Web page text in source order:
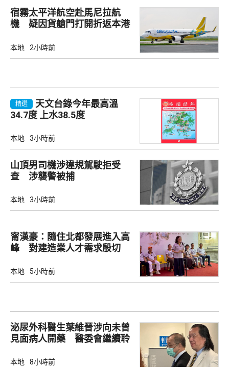
宿霧太平洋航空赴馬尼拉航
機 疑因貨艙門打開折返本港
本地 2小時前
精選
天文台錄今年最高溫
34.7度 上水38.5度
本地 3小時前
山頂男司機涉違規駕駛拒受
查 涉襲警被捕
本地 3小時前
甯漢豪：隨住北都發展進入高
峰 對建造業人才需求殷切
本地 5小時前
泌尿外科醫生葉維晉涉向未曾
見面病人開藥 醫委會繼續聆
本地 8小時前